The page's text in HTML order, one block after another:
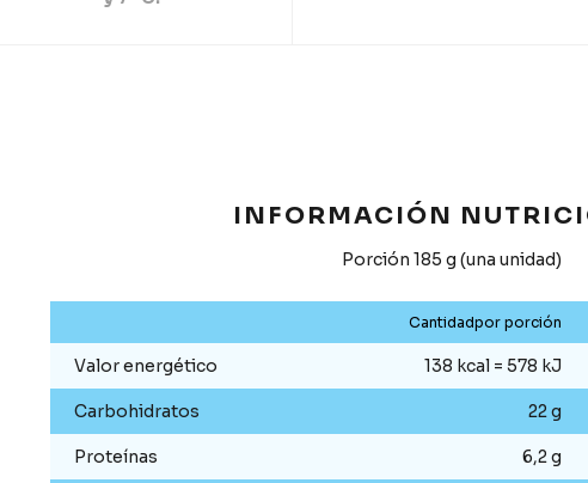
INFORMACIÓN
Porción 185 g (una unidad)
Cantidadpor porción
Valor energético 138 kcal = 578 kJ
Carbohidratos 22 g
Proteínas 6,2 g